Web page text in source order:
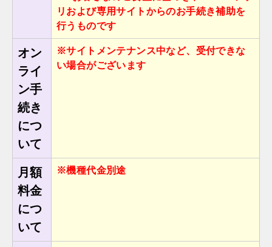
リおよび専⽤サイトからのお⼿続き補助を
⾏うものです
オン
ライ
ン手
続き
につ
いて
※サイトメンテナンス中など、受付できな
い場合がございます
月額
料金
につ
いて
※機種代金別途